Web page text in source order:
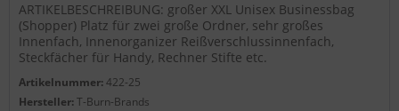
ARTIKELBESCHREIBUNG: großer XXL Unisex Businessbag
(Shopper) Platz für zwei große Ordner, sehr großes
Innenfach, Innenorganizer Reißverschlussinnenfach,
Steckfächer für Handy, Rechner Stifte etc.
Artikelnummer:422-25
Hersteller:T-Burn-Brands